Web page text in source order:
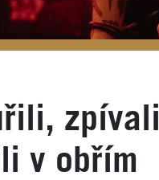
zpívali
v obřím